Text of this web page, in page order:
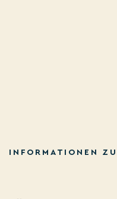
INFORMATIONEN